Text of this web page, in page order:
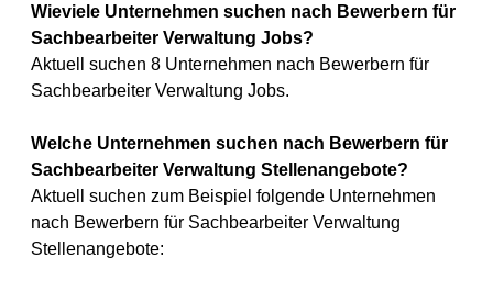
Wieviele Unternehmen suchen nach Bewerbern für
Sachbearbeiter Verwaltung Jobs?
Aktuell suchen 8 Unternehmen nach Bewerbern für
Sachbearbeiter Verwaltung Jobs.
Welche Unternehmen suchen nach Bewerbern für
Sachbearbeiter Verwaltung Stellenangebote?
Aktuell suchen zum Beispiel folgende Unternehmen
nach Bewerbern für Sachbearbeiter Verwaltung
Stellenangebote: